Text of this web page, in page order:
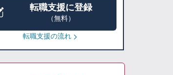
転職支援に登録
（無料）
転職支援の流れ